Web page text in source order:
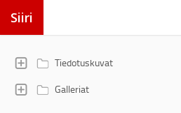
Siiri
Tiedotuskuvat
Galleriat